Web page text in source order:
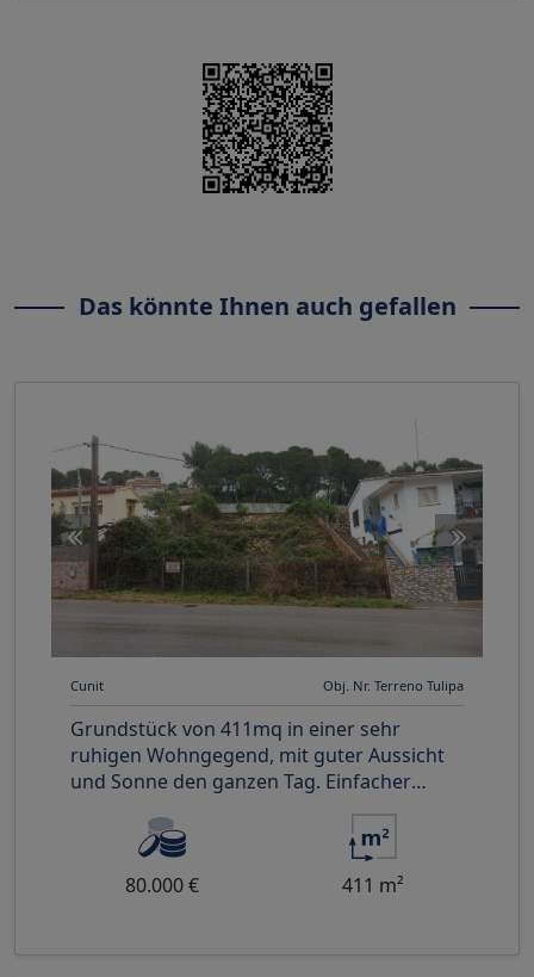
Das könnte Ihnen auch gefallen
Cunit Obj. Nr. Terreno Tulipa
Grundstück von 411mq in einer sehr
ruhigen Wohngegend, mit guter Aussicht
und Sonne den ganzen Tag. Einfacher
Zugang zu Kommunikationswegen. Nur 5
80.000 €
411 m²